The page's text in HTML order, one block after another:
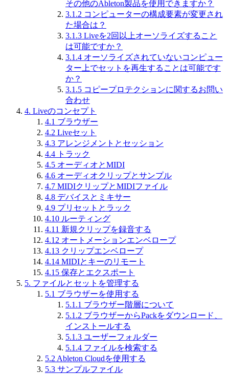
その他のAbleton製品を使用できますか？
3.1.2 コンピューターの構成要素が変更され
た場合は？
3.1.3 Liveを2回以上オーソライズすること
は可能ですか？
3.1.4 オーソライズされていないコンピュー
ター上でセットを再生することは可能です
か？
3.1.5 コピープロテクションに関するお問い
合わせ
4. Liveのコンセプト
4.1 ブラウザー
4.2 Liveセット
4.3 アレンジメントとセッション
4.4 トラック
4.5 オーディオとMIDI
4.6 オーディオクリップとサンプル
4.7 MIDIクリップとMIDIファイル
4.8 デバイスとミキサー
4.9 プリセットとラック
4.10 ルーティング
4.11 新規クリップを録音する
4.12 オートメーションエンベロープ
4.13 クリップエンベロープ
4.14 MIDIとキーのリモート
4.15 保存とエクスポート
5. ファイルとセットを管理する
5.1 ブラウザーを使用する
5.1.1 ブラウザー階層について
5.1.2 ブラウザーからPackをダウンロード、
インストールする
5.1.3 ユーザーフォルダー
5.1.4 ファイルを検索する
5.2 Ableton Cloudを使用する
5.3 サンプルファイル